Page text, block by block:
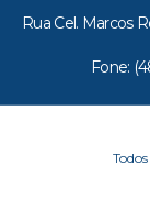
Rua Cel. Marcos
Fone: